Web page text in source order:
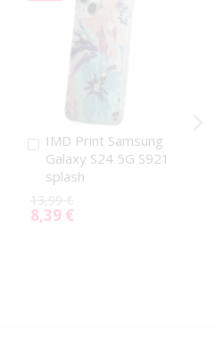
IMD Print Samsung
Galaxy S24 5G S921
splash
13,99 €
Special
8,39 €
Pridať
do
košíka